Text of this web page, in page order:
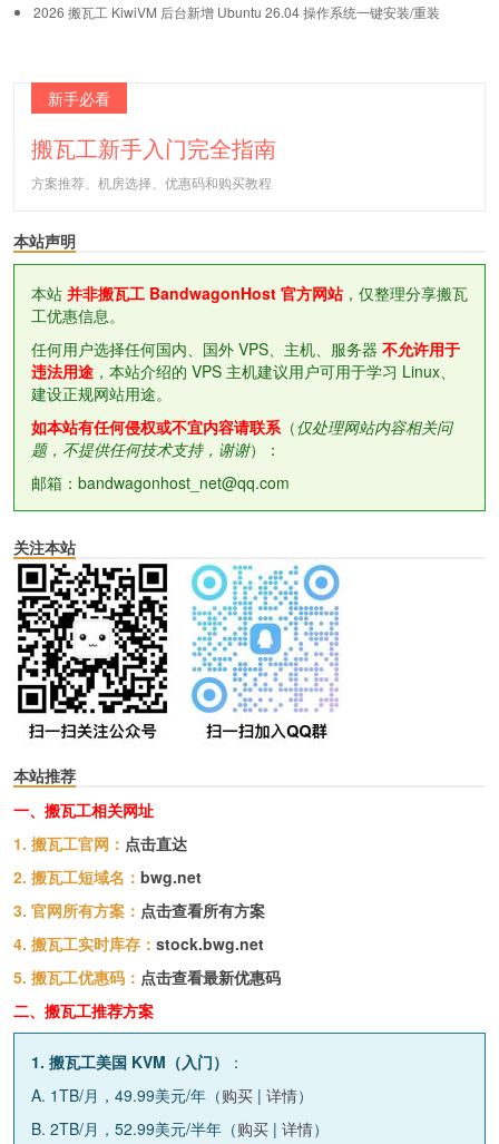
2026 搬瓦工 KiwiVM 后台新增 Ubuntu 26.04 操作系统一键安装/重装
新手必看
搬瓦工新手入门完全指南
方案推荐、机房选择、优惠码和购买教程
本站声明
本站 并非搬瓦工 BandwagonHost 官方网站，仅整理分享搬瓦
工优惠信息。
任何用户选择任何国内、国外 VPS、主机、服务器 不允许用于
违法用途 ，本站介绍的 VPS 主机建议用户可用于学习 Linux、
建设正规网站用途。
如本站有任何侵权或不宜内容请联系 （仅处理网站内容相关问
题，不提供任何技术支持，谢谢）：
邮箱：bandwagonhost_net@qq.com
关注本站
本站推荐
一、搬瓦工相关网址
1. 搬瓦工官网： 点击直达
2. 搬瓦工短域名： bwg.net
3. 官网所有方案： 点击查看所有方案
4. 搬瓦工实时库存： stock.bwg.net
5. 搬瓦工优惠码： 点击查看最新优惠码
二、搬瓦工推荐方案
1. 搬瓦工美国 KVM（入门）
：
A. 1TB/月，49.99美元/年（购买 | 详情）
B. 2TB/月，52.99美元/半年（购买 | 详情）